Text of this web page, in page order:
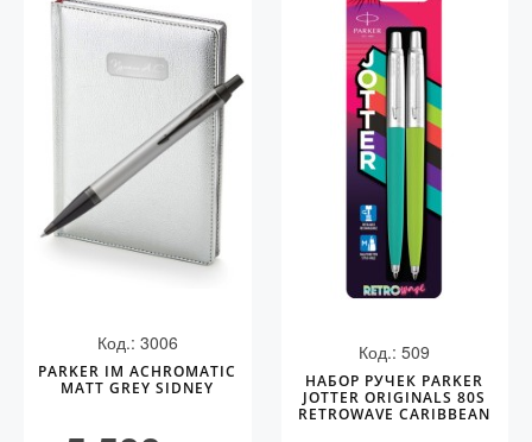
Код.: 3006
PARKER IM ACHROMATIC
MATT GREY SIDNEY
Код.: 509
НАБОР РУЧЕК PARKER
JOTTER ORIGINALS 80S
RETROWAVE CARIBBEAN